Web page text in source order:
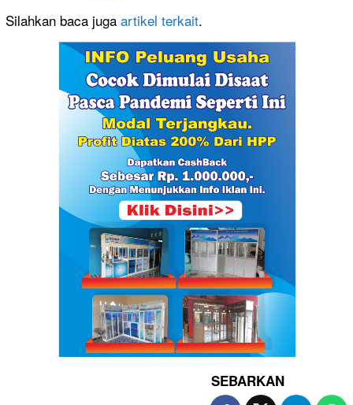
Silahkan baca juga artikel terkait.
SEBARKAN